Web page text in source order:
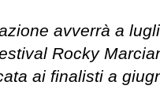
avverrà a
Rocky
ai finalisti a